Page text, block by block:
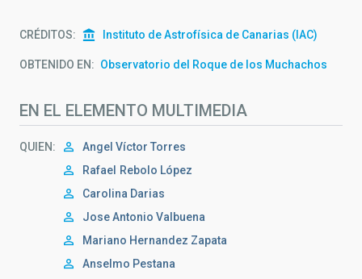
CRÉDITOS Instituto de Astrofísica de Canarias (IAC)
OBTENIDO EN Observatorio del Roque de los Muchachos
EN EL ELEMENTO MULTIMEDIA
QUIEN
Angel Víctor Torres
Rafael Rebolo López
Carolina Darias
Jose Antonio Valbuena
Mariano Hernandez Zapata
Anselmo Pestana